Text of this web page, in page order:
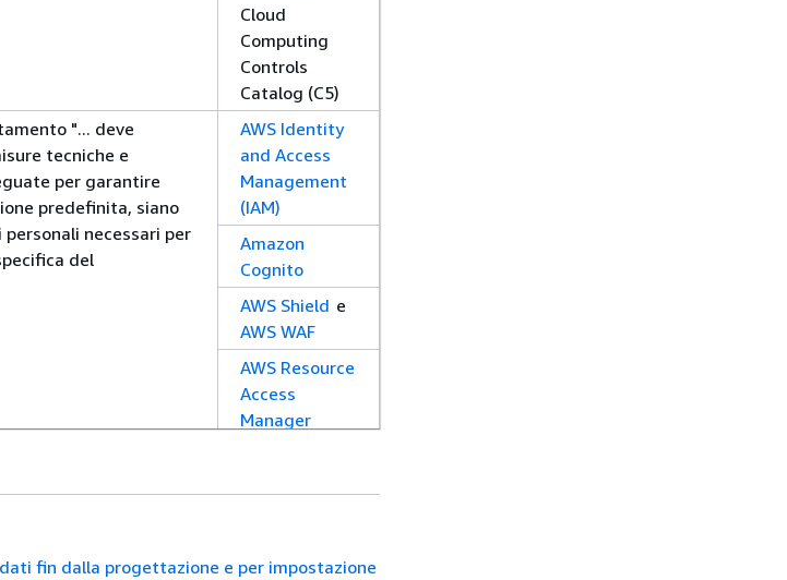
Cloud
Computing
Controls
Catalog (C5)
"... deve
tecniche e
per garantire
predefinita, siano
necessari per
del
AWS Identity
and Access
Management
(IAM)
Amazon
Cognito
AWS Shield e
AWS WAF
AWS Resource
Access
Manager
fin dalla progettazione e per impostazione